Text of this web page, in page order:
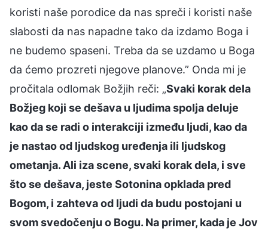
koristi naše porodice da nas spreči i koristi naše
slabosti da nas napadne tako da izdamo Boga i
ne budemo spaseni. Treba da se uzdamo u Boga
da ćemo prozreti njegove planove.” Onda mi je
pročitala odlomak Božjih reči: „Svaki korak dela
Božjeg koji se dešava u ljudima spolja deluje
kao da se radi o interakciji između ljudi, kao da
je nastao od ljudskog uređenja ili ljudskog
ometanja. Ali iza scene, svaki korak dela, i sve
što se dešava, jeste Sotonina opklada pred
Bogom, i zahteva od ljudi da budu postojani u
svom svedočenju o Bogu. Na primer, kada je Jov